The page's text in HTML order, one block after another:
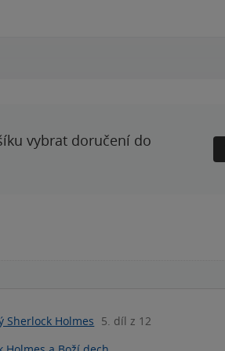
vybrat doručení do
Sherlock Holmes 5. díl z 12